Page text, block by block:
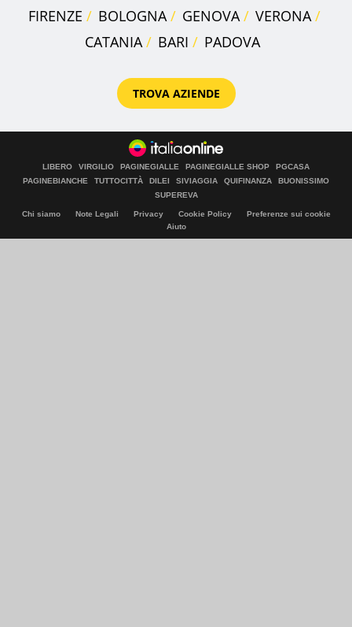
FIRENZE
BOLOGNA GENOVA
VERONA
CATANIA
BARI PADOVA
TROVA AZIENDE
LIBERO VIRGILIO PAGINEGIALLE PAGINEGIALLE SHOP
PGCASA
PAGINEBIANCHE
TUTTOCITTÀ DILEI SIVIAGGIA QUIFINANZA
BUONISSIMO
SUPEREVA
Chi siamo Note Legali Privacy Cookie Policy
Preferenze sui cookie
Aiuto